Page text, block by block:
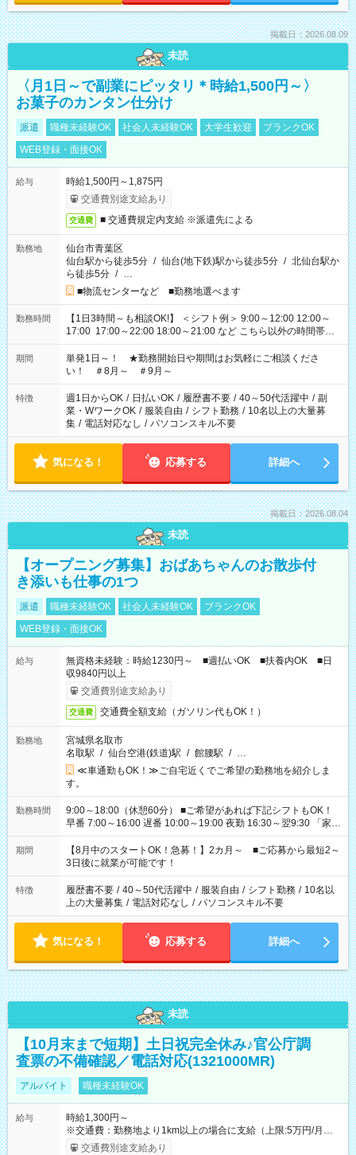
掲載日：2026.08.09
未読
〈月1日～で副業にピッタリ＊時給1,500円～〉
お菓子のカンタン仕分け
派遣 職種未経験OK 社会人未経験OK 大学生歓迎
ブランクOK
WEB登録・面接OK
給与
時給1,500円～1,875円
交通費別途支給あり
交通費 ■ 交通費規定内支給 ※派遣先による
勤務地
仙台市青葉区
仙台駅から徒歩5分 / 仙台(地下鉄)駅から徒歩5分 / 北仙台駅か
ら徒歩5分 / …
■物流センターなど ■勤務地選べます
勤務時間
【1日3時間～も相談OK!】 ＜シフト例＞ 9:00～12:00 12:00～
17:00 17:00～22:00 18:00～21:00 など こちら以外の時間帯も
お気軽にご相談ください！
期間
単発1日～！ ★勤務開始日や期間はお気軽にご相談くださ
い！ ＃8月～ ＃9月～
特徴 週1日からOK / 日払いOK / 履歴書不要 / 40～50代活躍中 / 副
業・WワークOK / 服装自由 / シフト勤務 / 10名以上の大量募
集 / 電話対応なし / パソコンスキル不要
気になる！ 応募する 詳細へ
掲載日：2026.08.04
未読
【オープニング募集】おばあちゃんのお散歩付
き添いも仕事の1つ
派遣 職種未経験OK 社会人未経験OK
ブランクOK
WEB登録・面接OK
給与
無資格未経験：時給1230円～ ■週払いOK ■扶養内OK ■日
収9840円以上
交通費別途支給あり
交通費 交通費全額支給（ガソリン代もOK！）
勤務地
宮城県名取市
名取駅 / 仙台空港(鉄道)駅 / 館腰駅 / …
≪車通勤もOK！≫ご自宅近くでご希望の勤務地を紹介しま
す。
勤務時間
9:00～18:00（休憩60分） ■ご希望があれば下記シフトもOK！
早番 7:00～16:00 遅番 10:00～19:00 夜勤 16:30～翌9:30 「家族
と休みを合わせたい」 「余裕を持って夕飯の準備がしたい」
「できれば残業はしたくない」 など、ご希望を教えてください
ね。 ※Wワーク希望の方へ 今ご覧のお仕事で希望する勤務時間
と、もう1つのお仕事の勤務時間。 合計で週40時間を超える場
合は応募できません。
期間
【8月中のスタートOK！急募！】2カ月～ ■ご応募から最短2～
3日後に就業が可能です！
特徴 履歴書不要 / 40～50代活躍中 / 服装自由 / シフト勤務 / 10名以
上の大量募集 / 電話対応なし / パソコンスキル不要
気になる！ 応募する 詳細へ
未読
【10月末まで短期】土日祝完全休み♪官公庁調
査票の不備確認／電話対応(1321000MR)
アルバイト 職種未経験OK
給与
時給1,300円～
※交通費：勤務地より1km以上の場合に支給（上限:5万円/月・
2,500円/日） ※残業代：残業発生時は1分単位で支給 ※研修中の
交通費別途支給あり